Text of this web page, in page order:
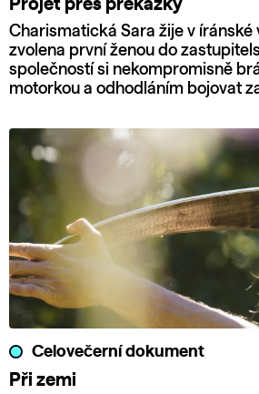
Projet přes překážky
Charismatická Sara žije v íránské
zvolena první ženou do
společností si nekompromisně
motorkou a odhodláním bojovat
Celovečerní dokument
Při zemi